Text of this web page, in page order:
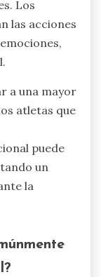
Los
las acciones
a una mayor
atletas que
puede
un
la